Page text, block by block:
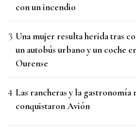
con un incendio
Una mujer resulta herida tras
un autobús urbano y un coche
Ourense
Las rancheras y la gastronomía
conquistaron Avión